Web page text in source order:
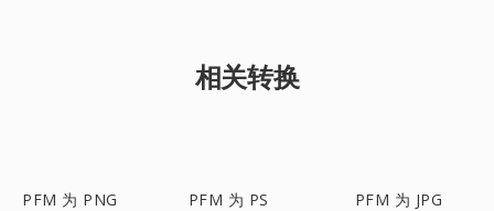
相关转换
PFM 为 PNG PFM 为 PS PFM 为 JPG